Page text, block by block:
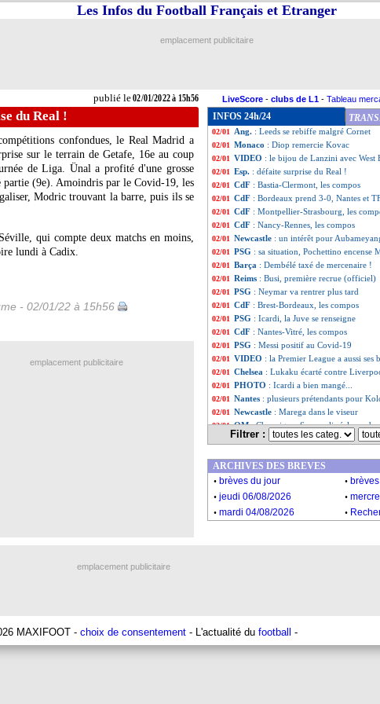
publié le02/01/2022 à 15h56
Les Infos du Football Français et Etranger
emplacement publicitaire
LiveScore - clubs de L1 - Tableau
du Real !
confondues, le Real Madrid a
sur le terrain de Getafe, 16e au coup
de Liga. Ünal a profité d'une grosse
(9e). Amoindris par le Covid-19, les
Modric trouvant la barre, puis ils se
qui compte deux matchs en moins,
lundi à Cadix.
- 02/01/22 à 15h56
INFOS 24h/24
02/01 ASSE: le match contre Jura Sud
02/01 Esp.: Correa réveille l'Atletico
02/01 CdF: QRM-Monaco, les compos
02/01 Chelsea: Lukaku, les explications de
02/01 Ang. : Leeds se rebiffe malgré Cornet
02/01 Monaco : Diop remercie Kovac
02/01 VIDEO : le bijou de Lanzini avec West
02/01 Esp. : défaite surprise du Real !
02/01 CdF : Bastia-Clermont, les compos
02/01 CdF : Bordeaux prend 3-0, Nantes et
02/01 CdF : Montpellier-Strasbourg, les
02/01 CdF : Nancy-Rennes, les compos
02/01 Newcastle : un intérêt pour
02/01 PSG : sa situation, Pochettino encense
02/01 Barça : Dembélé taxé de mercenaire !
02/01 Reims : Busi, première recrue (officiel)
02/01 PSG : Neymar va rentrer plus tard
02/01 CdF : Brest-Bordeaux, les compos
02/01 PSG : Icardi, la Juve se renseigne
02/01 CdF : Nantes-Vitré, les compos
02/01 PSG : Messi positif au Covid-19
02/01 VIDEO : la Premier League a aussi ses
02/01 Chelsea : Lukaku écarté contre
02/01 PHOTO : Icardi a bien mangé...
02/01 Nantes : plusieurs prétendants pour
02/01 Newcastle : Marega dans le viseur
02/01 OM: Chauvigny, Sampaoli réclame du
Sénégal : Watford retient Sarr
02/01 ASSE: Dupraz confirme pour Ferhat
02/01 Chelsea: Lukaku puni par Tuchel ?
Liste des brèves du sam. 1 janvier
Filtrer :
emplacement publicitaire
ARCHIVES DES BREVES
. brèves du jour .
. jeudi 06/08/2026 .
. mardi 04/08/2026 .
emplacement publicitaire
MAXIFOOT - choix de consentement - L'actualité du football -